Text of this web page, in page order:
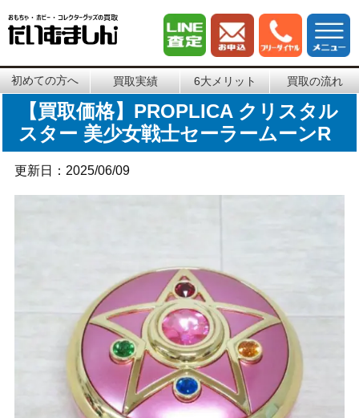
初めての方へ 買取実績 6大メリット 買取の流れ
【買取価格】PROPLICA クリスタル
スター 美少女戦士セーラームーンR
更新日：2025/06/09